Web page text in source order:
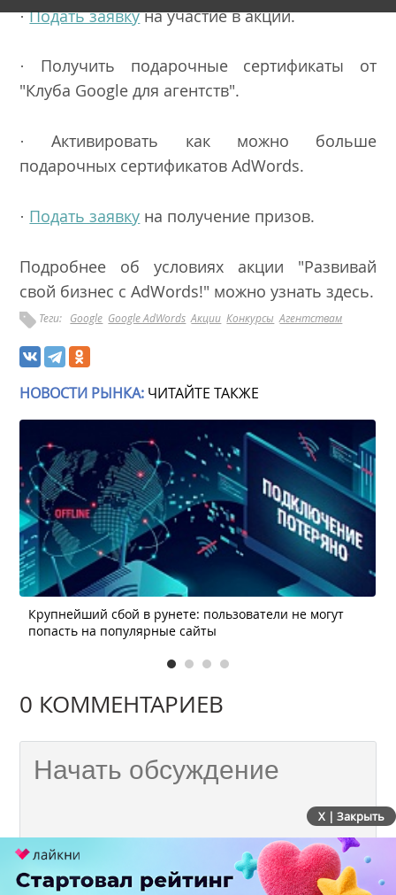
·Подать заявкуна участие в акции.
· Получить подарочные сертификаты от
"Клуба Google для агентств".
· Активировать как можно больше
подарочных сертификатов AdWords.
· Подать заявку на получение призов.
Подробнее об условиях акции "Развивай
свой бизнес с AdWords!" можно узнатьздесь.
Теги: Google Google AdWords Акции Конкурсы Агентствам
НОВОСТИ РЫНКА: ЧИТАЙТЕ ТАКЖЕ
Крупнейший сбой в рунете: пользователи не могут
попасть на популярные сайты
0 КОММЕНТАРИЕВ
X | Закрыть